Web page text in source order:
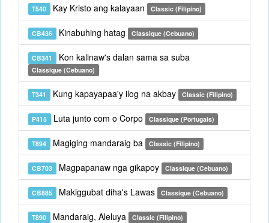
T540 Kay Kristo ang kalayaan Classic (Filipino)
CB436 Kinabuhing hatag Classique (Cebuano)
CB341 Kon kalinaw's dalan sama sa suba
Classique (Cebuano)
T341 Kung kapayapaa'y ilog na akbay Classic (Filipino)
P415 Luta junto com o Corpo Classique (Portugais)
T894 Magiging mandaraig ba Classic (Filipino)
CB703 Magpapanaw nga gikapoy Classique (Cebuano)
CB885 Makiggubat diha's Lawas Classique (Cebuano)
T890 Mandaraig, Aleluya Classic (Filipino)